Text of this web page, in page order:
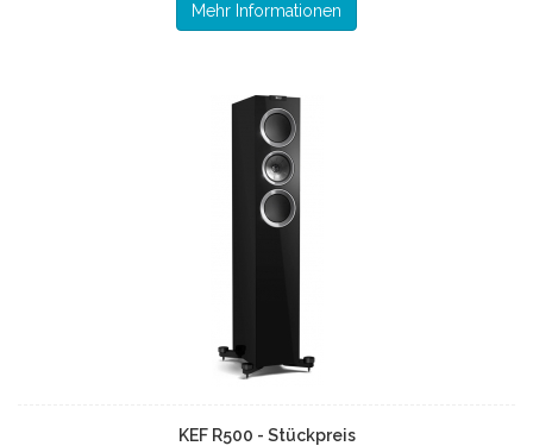
Mehr Informationen
KEF R500 - Stückpreis